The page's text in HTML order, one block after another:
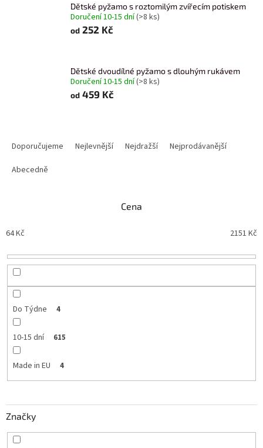
Dětské pyžamo s roztomilým zvířecím potiskem
Doručení 10-15 dní(>8 ks)
od 252 Kč
Dětské dvoudílné pyžamo s dlouhým rukávem
Doručení 10-15 dní(>8 ks)
od 459 Kč
o
u
t
Doporučujeme Nejlevnější Nejdražší
Nejprodávanější
Abecedně
Cena
64Kč 2151 Kč
Do Týdne 4
10-15 dní 615
Made in EU 4
Značky